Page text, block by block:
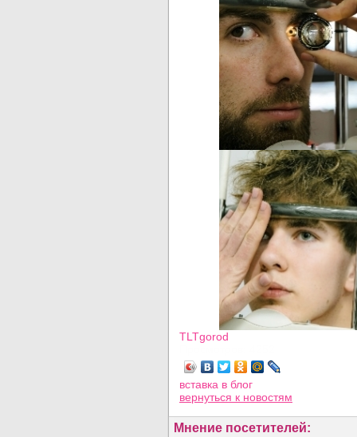
TLTgorod
вставка в блог
вернуться к новостям
Мнение посетителей: